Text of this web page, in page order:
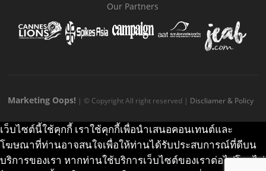
c
o
o
.
m
Our Partners
Marketing Oops! | © Copyright All right reserved | Discliamer & Policy
เว็บไซต์นี้ใช้คุกกี้ เราใช้คุกกี้เพื่อนำเสนอคอนเทนต์และ
โฆษณาที่ท่านอาจสนใจเพื่อให้ท่านได้รับประสบการณ์ที่ดีบน
บริการของเรา หากท่านใช้บริการเว็บไซต์ของเราต่อไปโดยไม่